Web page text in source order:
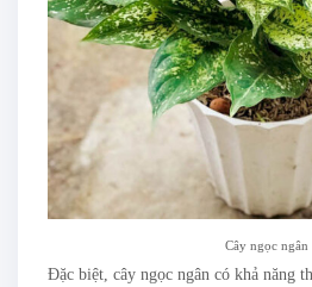
Cây ngọc ngân
Đặc biệt, cây ngọc ngân có khả năng